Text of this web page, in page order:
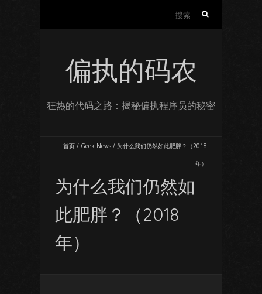
偏执的码农
狂热的代码之路：揭秘偏执程序员的秘密
首页 / Geek News / 为什么我们仍然如此肥胖？（2018
年）
为什么我们仍然如
此肥胖？（2018
年）